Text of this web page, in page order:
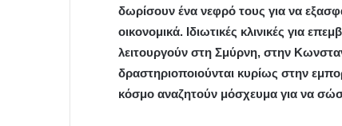
δωρίσουν ένα νεφρό τους για να
οικονομικά. Ιδιωτικές κλινικές για
λειτουργούν στη Σμύρνη, στην
δραστηριοποιούνται κυρίως στην
κόσμο αναζητούν μόσχευμα για να